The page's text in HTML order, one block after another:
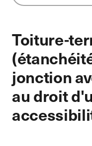
Toiture-
jonction
au droit